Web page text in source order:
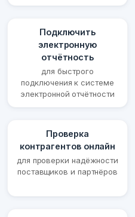
Подключить
электронную
отчётность
для быстрого
подключения к системе
электронной отчётности
Проверка
контрагентов онлайн
для проверки надёжности
поставщиков и партнёров